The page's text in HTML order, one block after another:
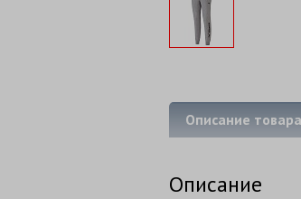
Описание товара
Описание